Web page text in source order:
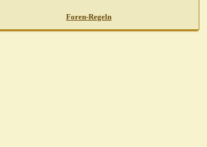
Foren-Regeln